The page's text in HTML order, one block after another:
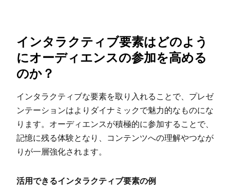
インタラクティブ要素はどのよう
にオーディエンスの参加を高める
のか？
インタラクティブな要素を取り入れることで、プレゼ
ンテーションはよりダイナミックで魅力的なものにな
ります。オーディエンスが積極的に参加することで、
記憶に残る体験となり、コンテンツへの理解やつなが
りが一層強化されます。
活用できるインタラクティブ要素の例